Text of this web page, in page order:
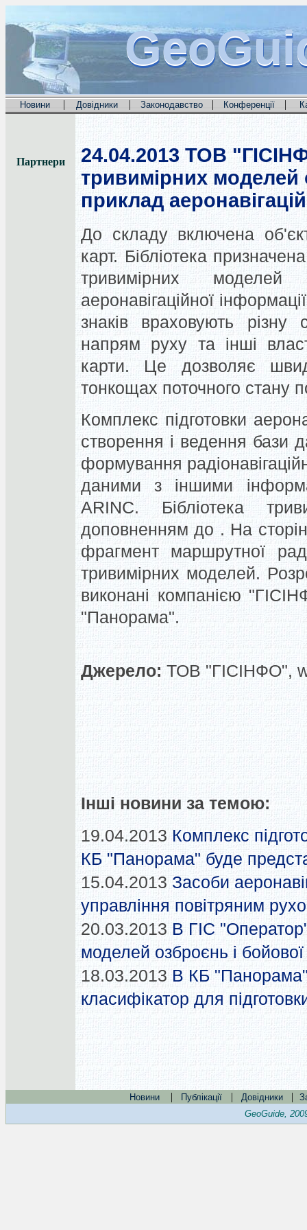
Новини | Довідники | Законодавство | Конференції |
Партнери 24.04.2013 ТОВ
тривимірних моделей
приклад
До складу включена
карт. Бібліотека
тривимірних
аеронавігаційної
знаків враховують різну
напрям руху та інші
карти. Це дозволяє
тонкощах поточного стану
Комплекс підготовки
створення і ведення бази
формування
даними з іншими
ARINC. Бібліотека
доповненням до . На
фрагмент маршрутної
тривимірних моделей.
виконані компанією
"Панорама".
Джерело: ТОВ "ГІСІНФО",
Інші новини за темою:
19.04.2013 Комплекс
КБ "Панорама" буде
15.04.2013 Засоби
управління повітряним
20.03.2013 В ГІС
моделей озброєнь і
18.03.2013 В КБ
класифікатор для
Новини | Публікації | Довідники |
GeoGuide,